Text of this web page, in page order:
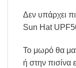
Δεν υπάρχει
Sun Hat
Το μωρό θα
ή στην πισίνα